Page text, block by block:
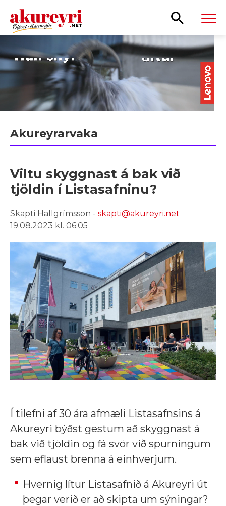
Leita
Akureyrarvaka
Viltu skyggnast á bak við
tjöldin í Listasafninu?
Skapti Hallgrímsson - skapti@akureyri.net
19.08.2023 kl. 06:05
Í tilefni af 30 ára afmæli Listasafnsins á
Akureyri býðst gestum að skyggnast á
bak við tjöldin og fá svör við spurningum
sem eflaust brenna á einhverjum.
Hvernig lítur Listasafnið á Akureyri út
þegar verið er að skipta um sýningar?